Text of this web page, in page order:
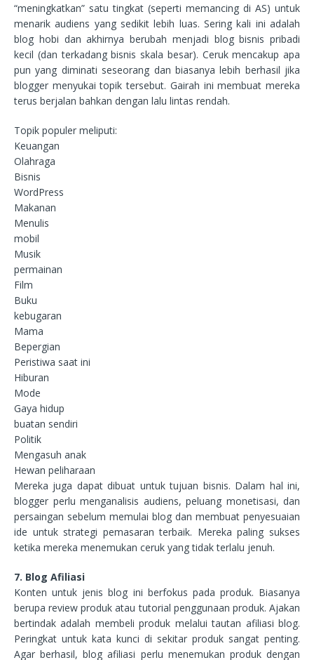
“meningkatkan” satu tingkat (seperti memancing di AS) untuk
menarik audiens yang sedikit lebih luas. Sering kali ini adalah
blog hobi dan akhirnya berubah menjadi blog bisnis pribadi
kecil (dan terkadang bisnis skala besar). Ceruk mencakup apa
pun yang diminati seseorang dan biasanya lebih berhasil jika
blogger menyukai topik tersebut. Gairah ini membuat mereka
terus berjalan bahkan dengan lalu lintas rendah.
Topik populer meliputi:
Keuangan
Olahraga
Bisnis
WordPress
Makanan
Menulis
mobil
Musik
permainan
Film
Buku
kebugaran
Mama
Bepergian
Peristiwa saat ini
Hiburan
Mode
Gaya hidup
buatan sendiri
Politik
Mengasuh anak
Hewan peliharaan
Mereka juga dapat dibuat untuk tujuan bisnis. Dalam hal ini,
blogger perlu menganalisis audiens, peluang monetisasi, dan
persaingan sebelum memulai blog dan membuat penyesuaian
ide untuk strategi pemasaran terbaik. Mereka paling sukses
ketika mereka menemukan ceruk yang tidak terlalu jenuh.
7. Blog Afiliasi
Konten untuk jenis blog ini berfokus pada produk. Biasanya
berupa review produk atau tutorial penggunaan produk. Ajakan
bertindak adalah membeli produk melalui tautan afiliasi blog.
Peringkat untuk kata kunci di sekitar produk sangat penting.
Agar berhasil, blog afiliasi perlu menemukan produk dengan